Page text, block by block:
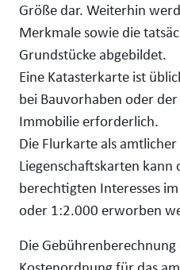
Größe dar. Weiterhin
Merkmale sowie die
Grundstücke abgebildet.
Eine Katasterkarte ist
bei Bauvorhaben oder
Immobilie erforderlich.
Die Flurkarte als amtlicher
Liegenschaftskarten kann
berechtigten Interesses
oder 1:2.000 erworben
Die